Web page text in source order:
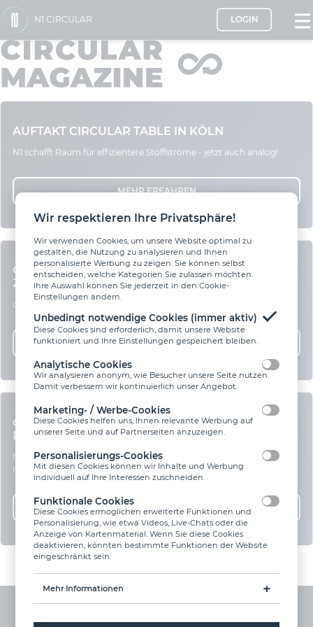
N1 CIRCULAR LOGIN
AUFTAKT CIRCULAR TABLE IN KÖLN
N1 schafft Raum für effizientere Stoffströme - jetzt auch analog!
MEHR ERFAHREN
QUBA UND N1 CIRCULAR: ZWEI BAUSTEINE, EIN
ZIEL
Gemeinsam für mehr Sekundärbaustoffe in der Baupraxis.
MEHR ERFAHREN
GERMAN INNOVATION AWARD 2025 FÜR SITE
DEPOT
Mehrfach ausgezeichnete Stoffstrommanagement-Software gibt es
nur bei N1.
MEHR ERFAHREN
N1 Apps
N1 Links
Wir respektieren Ihre Privatsphäre!
Wir verwenden Cookies, um unsere Website optimal zu
gestalten, die Nutzung zu analysieren und Ihnen
personalisierte Werbung zu zeigen. Sie können selbst
entscheiden, welche Kategorien Sie zulassen möchten.
Ihre Auswahl können Sie jederzeit in den Cookie-
Einstellungen ändern.
Unbedingt notwendige Cookies (immer aktiv)
Diese Cookies sind erforderlich, damit unsere Website
funktioniert und Ihre Einstellungen gespeichert bleiben.
Analytische Cookies
Wir analysieren anonym, wie Besucher unsere Seite nutzen.
Damit verbessern wir kontinuierlich unser Angebot.
Marketing- / Werbe-Cookies
Diese Cookies helfen uns, Ihnen relevante Werbung auf
unserer Seite und auf Partnerseiten anzuzeigen.
Personalisierungs-Cookies
Mit diesen Cookies können wir Inhalte und Werbung
individuell auf Ihre Interessen zuschneiden.
Funktionale Cookies
Diese Cookies ermöglichen erweiterte Funktionen und
Personalisierung, wie etwa Videos, Live-Chats oder die
Anzeige von Kartenmaterial. Wenn Sie diese Cookies
deaktivieren, könnten bestimmte Funktionen der Website
eingeschränkt sein.
Mehr Informationen
Analytische Cookies
Google Analytics (_ga, _gid, _gat)